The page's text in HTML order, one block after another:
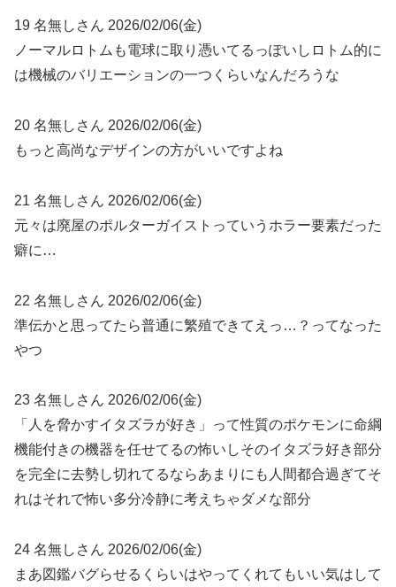
19 名無しさん 2026/02/06(金)
ノーマルロトムも電球に取り憑いてるっぽいしロトム的に
は機械のバリエーションの一つくらいなんだろうな
20 名無しさん 2026/02/06(金)
もっと高尚なデザインの方がいいですよね
21 名無しさん 2026/02/06(金)
元々は廃屋のポルターガイストっていうホラー要素だった
癖に…
22 名無しさん 2026/02/06(金)
準伝かと思ってたら普通に繁殖できてえっ…？ってなった
やつ
23 名無しさん 2026/02/06(金)
「人を脅かすイタズラが好き」って性質のポケモンに命綱
機能付きの機器を任せてるの怖いしそのイタズラ好き部分
を完全に去勢し切れてるならあまりにも人間都合過ぎてそ
れはそれで怖い多分冷静に考えちゃダメな部分
24 名無しさん 2026/02/06(金)
まあ図鑑バグらせるくらいはやってくれてもいい気はして